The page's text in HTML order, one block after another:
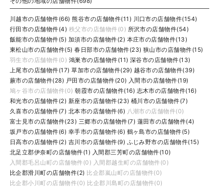
川越市の店舗物件(66) 熊谷市の店舗物件(11) 川口市の店舗物件(154)
行田市の店舗物件(4) 秩父市の店舗物件(0) 所沢市の店舗物件(54)
飯能市の店舗物件(5) 加須市の店舗物件(2) 本庄市の店舗物件(13)
東松山市の店舗物件(5) 春日部市の店舗物件(23) 狭山市の店舗物件(15)
羽生市の店舗物件(0) 鴻巣市の店舗物件(11) 深谷市の店舗物件(13)
上尾市の店舗物件(17) 草加市の店舗物件(29) 越谷市の店舗物件(39)
蕨市の店舗物件(28) 戸田市の店舗物件(20) 入間市の店舗物件(19)
鳩ヶ谷市の店舗物件(0) 朝霞市の店舗物件(16) 志木市の店舗物件(16)
和光市の店舗物件(2) 新座市の店舗物件(23) 桶川市の店舗物件(7)
久喜市の店舗物件(7) 北本市の店舗物件(6) 八潮市の店舗物件(0)
富士見市の店舗物件(23) 三郷市の店舗物件(7) 蓮田市の店舗物件(4)
坂戸市の店舗物件(6) 幸手市の店舗物件(6) 鶴ヶ島市の店舗物件(5)
日高市の店舗物件(2) 吉川市の店舗物件(9) ふじみ野市の店舗物件(15)
北足立郡伊奈町の店舗物件(1) 入間郡三芳町の店舗物件(10)
入間郡毛呂山町の店舗物件(0) 入間郡越生町の店舗物件(0)
比企郡滑川町の店舗物件(2) 比企郡嵐山町の店舗物件(0)
比企郡小川町の店舗物件(0) 比企郡川島町の店舗物件(0)